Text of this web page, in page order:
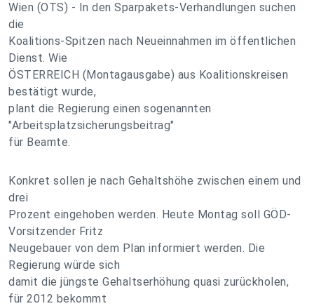
Wien (OTS) - In den Sparpakets-Verhandlungen suchen
die
Koalitions-Spitzen nach Neueinnahmen im öffentlichen
Dienst. Wie
ÖSTERREICH (Montagausgabe) aus Koalitionskreisen
bestätigt wurde,
plant die Regierung einen sogenannten
"Arbeitsplatzsicherungsbeitrag"
für Beamte.
Konkret sollen je nach Gehaltshöhe zwischen einem und
drei
Prozent eingehoben werden. Heute Montag soll GÖD-
Vorsitzender Fritz
Neugebauer von dem Plan informiert werden. Die
Regierung würde sich
damit die jüngste Gehaltserhöhung quasi zurückholen,
für 2012 bekommt